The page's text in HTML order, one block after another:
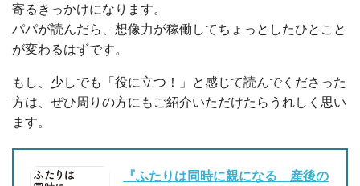
寄るきっかけになります。
パパが読んだら、想像力が稼働してちょっとしたひとこと
が変わるはずです。
もし、少しでも「役に立つ！」と感じて読んでくださった
方は、ぜひ周りの方にもご紹介いただけたらうれしく思い
ます。
『ふたりは同時に親になる 産後の